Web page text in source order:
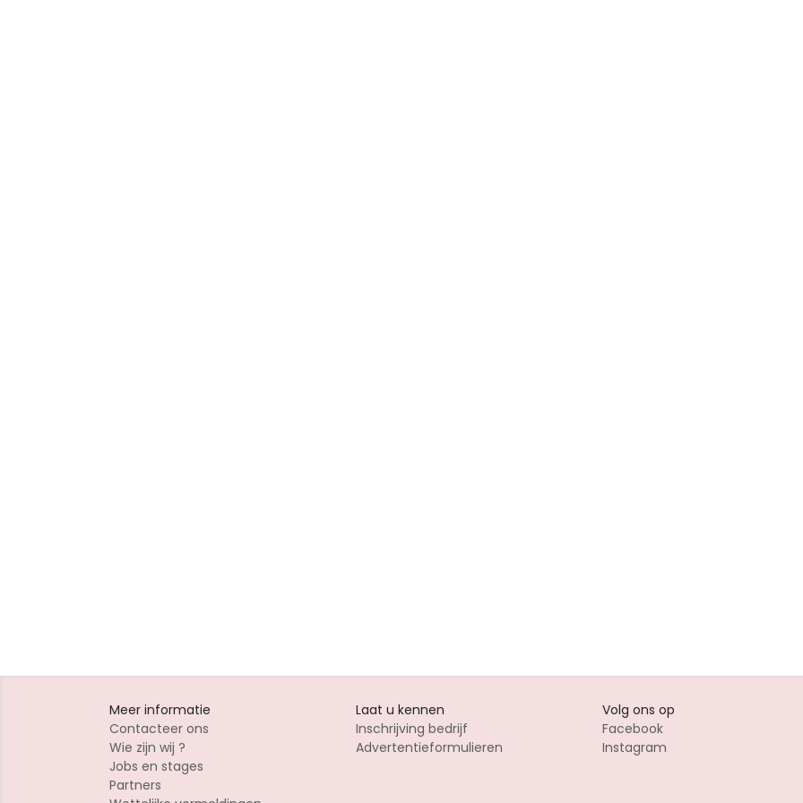
Meer informatie
Contacteer ons
Wie zijn wij ?
Jobs en stages
Partners
Laat u kennen
Inschrijving bedrijf
Advertentieformulieren
Volg ons op
Facebook
Instagram